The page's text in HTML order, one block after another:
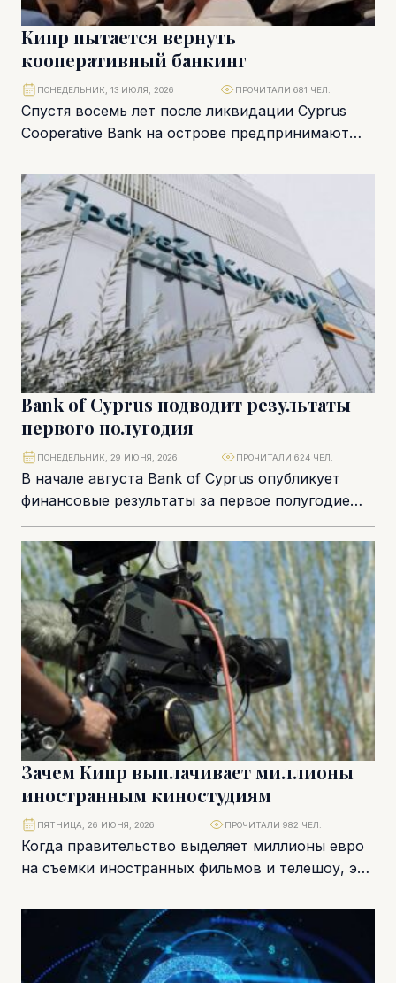
Кипр пытается вернуть
кооперативный банкинг
Спустя восемь лет после ликвидации Cyprus
Cooperative Bank на острове предпринимают
новую попытку возродить кооперативный
банкинг. В июле стартовало публичное...
ПОНЕДЕЛЬНИК, 13 ИЮЛЯ, 2026 ПРОЧИТАЛИ 681 ЧЕЛ.
Bank of Cyprus подводит результаты
первого полугодия
В начале августа Bank of Cyprus опубликует
финансовые результаты за первое полугодие
2026 года. Это будет сделано после заседания
совета...
ПОНЕДЕЛЬНИК, 29 ИЮНЯ, 2026 ПРОЧИТАЛИ 624 ЧЕЛ.
Зачем Кипр выплачивает миллионы
иностранным киностудиям
Когда правительство выделяет миллионы евро
на съемки иностранных фильмов и телешоу, это
неизбежно вызывает вопрос: зачем
налогоплательщикам финансировать
зарубежных продюсеров?...
ПЯТНИЦА, 26 ИЮНЯ, 2026 ПРОЧИТАЛИ 982 ЧЕЛ.